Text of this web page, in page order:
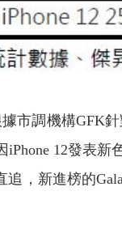
市調機構GFK
12發表
，新進榜的